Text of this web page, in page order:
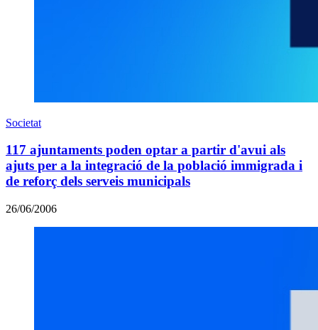
Societat
117 ajuntaments poden optar a partir d'avui als
ajuts per a la integració de la població immigrada i
de reforç dels serveis municipals
26/06/2006